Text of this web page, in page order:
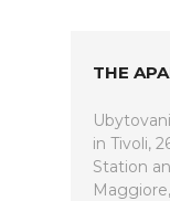
THE
in Tivoli,
Station